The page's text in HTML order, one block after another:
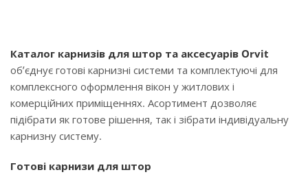
Каталог карнизів для штор та аксесуарів Orvit
об’єднує готові карнизні системи та комплектуючі для
комплексного оформлення вікон у житлових і
комерційних приміщеннях. Асортимент дозволяє
підібрати як готове рішення, так і зібрати індивідуальну
карнизну систему.
Готові карнизи для штор